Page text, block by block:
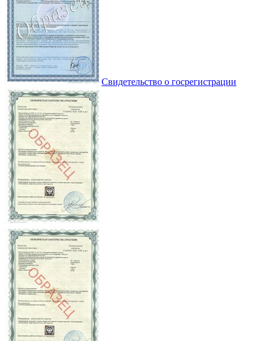
Свидетельство о госрегистрации